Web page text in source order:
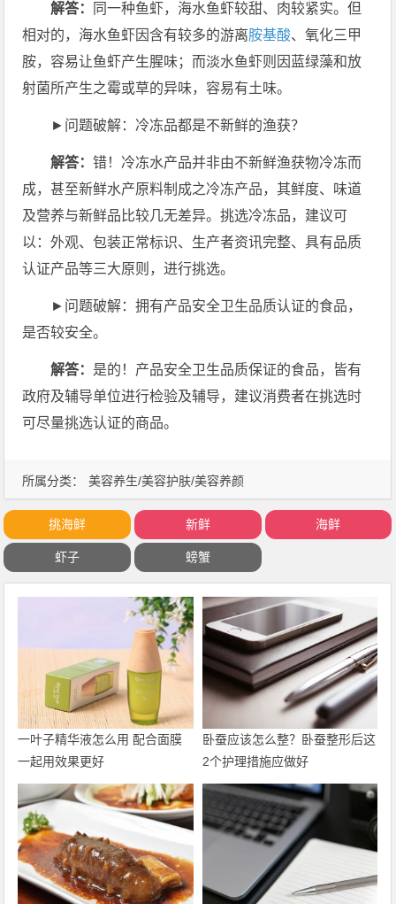
所属分类： 美容养生/美容护肤/美容养颜
解答：
同一种鱼虾，海水鱼虾较甜、肉较紧实。但
相对的，海水鱼虾因含有较多的游离胺基酸、氧化三甲
胺，容易让鱼虾产生腥味；而淡水鱼虾则因蓝绿藻和放
射菌所产生之霉或草的异味，容易有土味。
►问题破解：冷冻品都是不新鲜的渔获？
解答：错！冷冻水产品并非由不新鲜渔获物冷冻而
成，甚至新鲜水产原料制成之冷冻产品，其鲜度、味道
及营养与新鲜品比较几无差异。挑选冷冻品，建议可
以：外观、包装正常标识、生产者资讯完整、具有品质
认证产品等三大原则，进行挑选。
►问题破解：拥有产品安全卫生品质认证的食品，
是否较安全。
解答： 是的！产品安全卫生品质保证的食品，皆有
政府及辅导单位进行检验及辅导，建议消费者在挑选时
可尽量挑选认证的商品。
挑海鲜 新鲜 海鲜
虾子 螃蟹
一叶子精华液怎么用 配合面膜
一起用效果更好
卧蚕应该怎么整？卧蚕整形后这
2个护理措施应做好